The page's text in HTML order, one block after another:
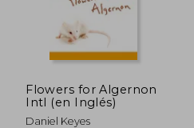
Flowers for Algernon
Intl (en Inglés)
Daniel Keyes